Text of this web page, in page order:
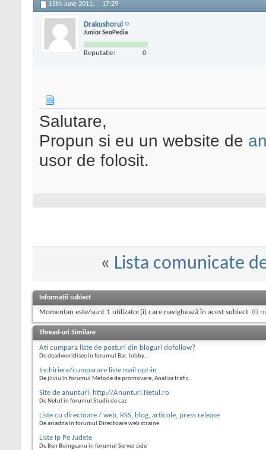
15th June 2011, 17:29
Drakushorul
Junior SeoPedia
Reputatie: 0
Salutare,
Propun si eu un website de
usor de folosit.
« Lista comunicate
Informații subiect
Momentan este/sunt 1 utilizator(i) care navighează în acest subiect. (0
Thread-uri Similare
Ati cumpara liste de posturi din bloguri dofollow?
De deadworldisee în forumul Bar, lobby...
Inchiriere/cumparare liste mail opt-in
De jliviu în forumul Metode de promovare, Analiza trafic.
Site de anunturi: http://Anunturi.Netul.ro
De Netul în forumul Studii de caz
Liste cu directoare / web, RSS, blog, articole, press release
De ariadna în forumul Directoare web straine
Liste Ip Pe Judete
De Ben Boingeanu în forumul Server side